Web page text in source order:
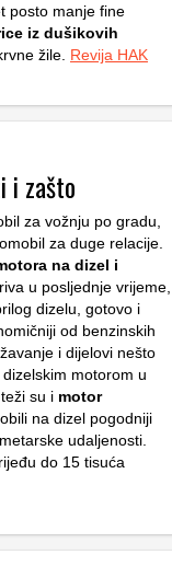
posto manje fine
iz dušikovih
žile. Revija HAK
i zašto
za vožnju po gradu,
za duge relacije.
na dizel i
u posljednje vrijeme,
dizelu, gotovo i
od benzinskih
i dijelovi nešto
motorom u
su i motor
na dizel pogodniji
udaljenosti.
do 15 tisuća